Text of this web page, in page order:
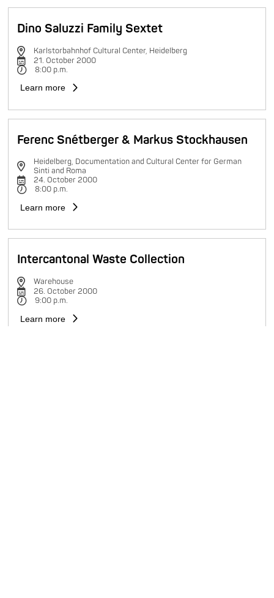
Dino Saluzzi Family Sextet
Karlstorbahnhof Cultural Center, Heidelberg
21. October 2000
8:00 p.m.
Learn more
Ferenc Snétberger & Markus Stockhausen
Heidelberg, Documentation and Cultural Center for German
Sinti and Roma
24. October 2000
8:00 p.m.
Learn more
Intercantonal Waste Collection
Warehouse
26. October 2000
9:00 p.m.
Learn more